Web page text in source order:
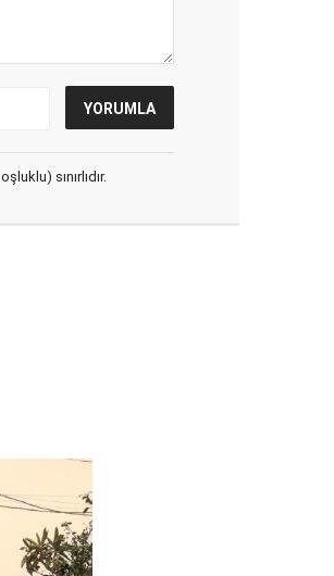
sınırlıdır.